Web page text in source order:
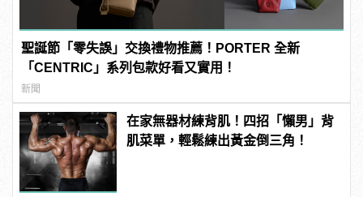
聖誕節「零失誤」交換禮物推薦！PORTER 全新
「CENTRIC」系列包款好看又實用！
新聞
在家無器材練背肌！四招「懶男」背
肌菜單，輕鬆練出黃金倒三角！